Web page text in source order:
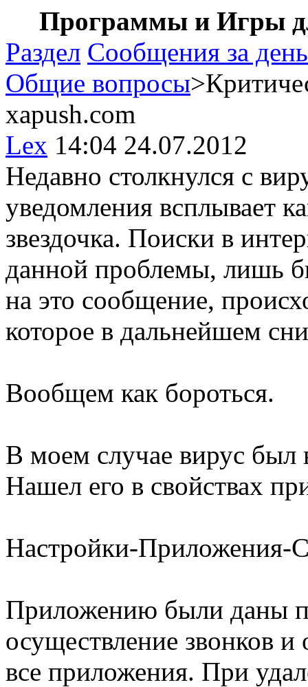
Программы и Игры
Раздел Сообщения за день
Общие вопросы
xapush.com
Lex 14:04 24.07.2012
Недавно столкнулся с
уведомления всплывает
звездочка. Поиски в
данной проблемы, лишь
на это сообщение,
которое в дальнейшем
Вообщем как бороться.
В моем случае вирус
Нашел его в свойствах
Настройки-Приложения-
Приложению были даны
осуществление звонков
все приложения. При